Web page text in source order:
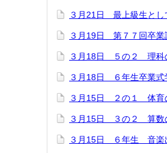
３月21日 最上級生とし
３月19日 第７７回卒業
３月18日 ５の２ 理科
３月18日 ６年生卒業
３月15日 ２の１ 体育
３月15日 ３の２ 算数
３月15日 ６年生 音楽